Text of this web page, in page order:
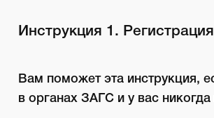
Инструкция 1.
Вам поможет эта инструкция,
в органах ЗАГС и у вас